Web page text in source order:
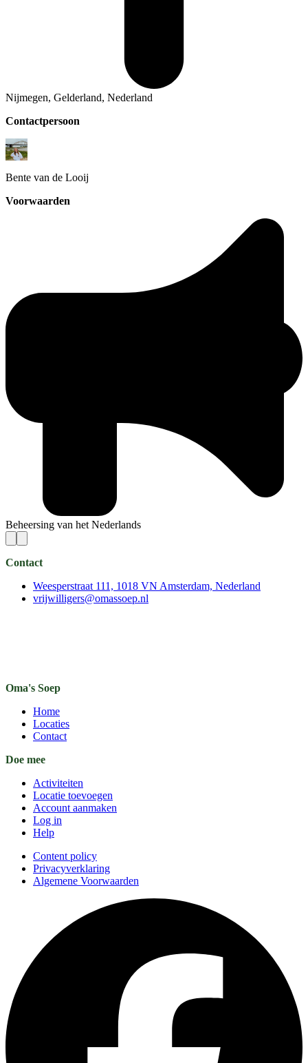
Nijmegen, Gelderland, Nederland
Contactpersoon
Bente van de Looij
Voorwaarden
Beheersing van het Nederlands
Contact
Weesperstraat 111, 1018 VN Amsterdam, Nederland
vrijwilligers@omassoep.nl
Oma's Soep
Home
Locaties
Contact
Doe mee
Activiteiten
Locatie toevoegen
Account aanmaken
Log in
Help
Content policy
Privacyverklaring
Algemene Voorwaarden